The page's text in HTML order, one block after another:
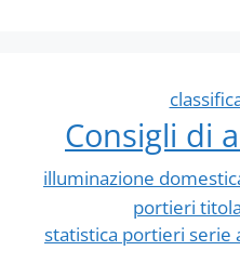
Consigli di
illuminazione
portieri
statistica portieri serie